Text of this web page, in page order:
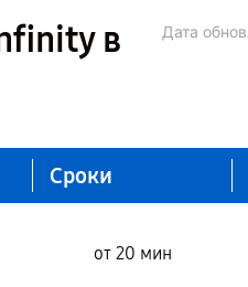
в
Дата
Сроки
от 20 мин